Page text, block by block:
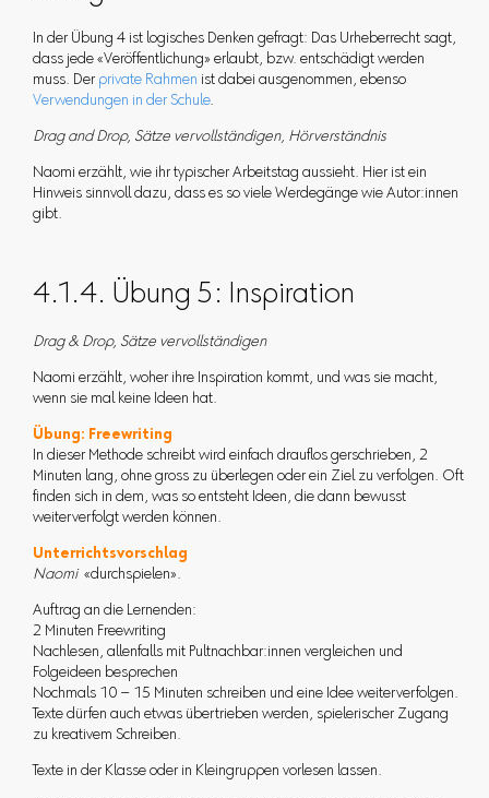
In der Übung 4 ist logisches Denken gefragt: Das Urheberrecht sagt,
dass jede «Veröffentlichung» erlaubt, bzw. entschädigt werden
muss. Der private Rahmen ist dabei ausgenommen, ebenso
Verwendungen in der Schule.
Drag and Drop, Sätze vervollständigen, Hörverständnis
Naomi erzählt, wie ihr typischer Arbeitstag aussieht. Hier ist ein
Hinweis sinnvoll dazu, dass es so viele Werdegänge wie Autor:innen
gibt.
4.1.4. Übung 5: Inspiration
Drag & Drop, Sätze vervollständigen
Naomi erzählt, woher ihre Inspiration kommt, und was sie macht,
wenn sie mal keine Ideen hat.
Übung: Freewriting
In dieser Methode schreibt wird einfach drauflos gerschrieben, 2
Minuten lang, ohne gross zu überlegen oder ein Ziel zu verfolgen. Oft
finden sich in dem, was so entsteht Ideen, die dann bewusst
weiterverfolgt werden können.
Unterrichtsvorschlag
Naomi«durchspielen».
Auftrag an die Lernenden:
2 Minuten Freewriting
Nachlesen, allenfalls mit Pultnachbar:innen vergleichen und
Folgeideen besprechen
Nochmals 10 – 15 Minuten schreiben und eine Idee weiterverfolgen.
Texte dürfen auch etwas übertrieben werden, spielerischer Zugang
zu kreativem Schreiben.
Texte in der Klasse oder in Kleingruppen vorlesen lassen.